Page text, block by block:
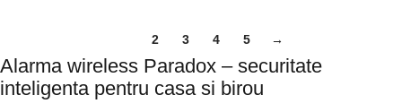
2 3 4 5 →
Alarma wireless Paradox – securitate
inteligenta pentru casa si birou